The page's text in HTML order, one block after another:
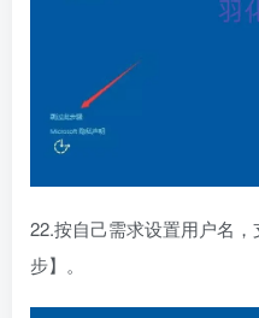
22.按自己需求设置用户名
步】。